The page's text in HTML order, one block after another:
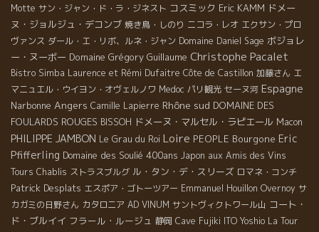
Motte サン・ジャン・ド・ラ・ジネスト コスミック Eric KAMM ドメー
ヌ・ジョルジュ・デコンブ 焼き鳥・しのり ニコラ・レオ エクサン・プロ
ヴァンス ダール・エ・リボ、ルネ・ジャン Domaine Daniel Sage ボジョレ
ー・ヌーボー Domaine Grégory Guillaume Christophe Pacalet
Bistro Simba Laurence et Rémi Dufaitre Côte de Castillon 加藤さん エ
マニュエル・ウイヨン・オヴェルノワ Medoc パリ観光 セーヌ河 Espagne
Narbonne Angers Camille Lapierre Rhône sud DOMAINE DES
FOULARDS ROUGES BISSOH ドメーヌ・マルセル・ラピエール Macon
PHILIPPE JAMBON Le Grau du Roi Loire PEOPLE Bourgone Eric
Pfifferling Domaine des Soulié 400ans Japon aux Amis des Vins
Tours Chablis ストラスブルグ ル・タン・デ・スリーズ ロマネ・コンチ
Patrick Desplats エスポア・ゴトーツアー Emmanuel Houillon Overnoy サ
カガミの日野さん カタロニア AD VINUM サントヴィクトワール山 コート・
ド・ブルイイ フラール・ルージュ 静岡 Cave Fujiki ITO Yoshio La Tour